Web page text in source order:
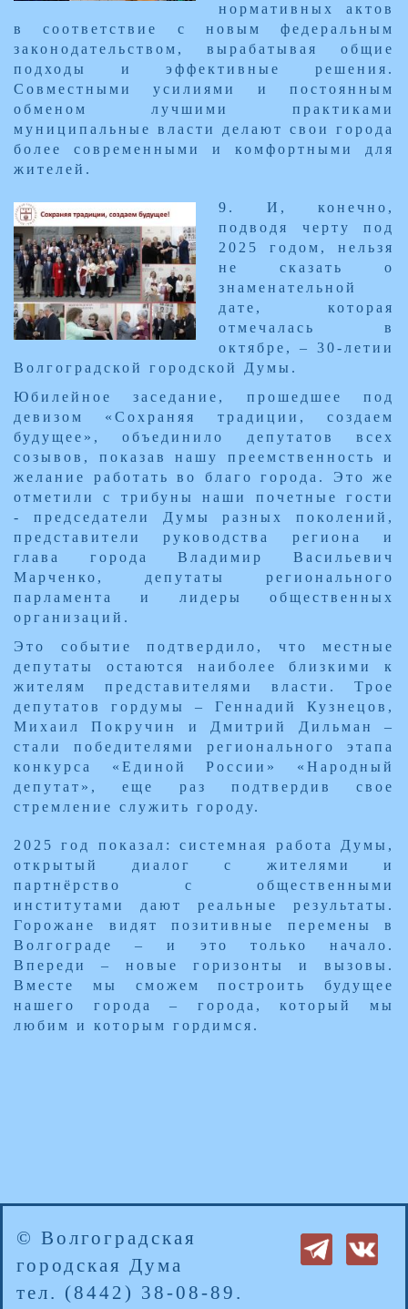
нормативных актов
в соответствие с новым федеральным
законодательством, вырабатывая общие
подходы и эффективные решения.
Совместными усилиями и постоянным
обменом лучшими практиками
муниципальные власти делают свои города
более современными и комфортными для
жителей.​
​9. И, конечно,
подводя черту под
2025 годом, нельзя
не сказать о
знаменательной
дате, которая
отмечалась в
октябре, – 30-летии
Волгоградской городской Думы.
Юбилейное заседание, прошедшее под
девизом «Сохраняя традиции, создаем
будущее», объединило депутатов всех
созывов, показав нашу преемственность и
желание работать во благо города. Это же
отметили с трибуны наши почетные гости
- председатели Думы разных поколений,
представители руководства региона и
глава города Владимир Васильевич
Марченко, депутаты регионального
парламента и лидеры общественных
организаций.
Это событие подтвердило, что местные
депутаты остаются наиболее близкими к
жителям представителями власти. Трое
депутатов гордумы – Геннадий Кузнецов,
Михаил Покручин и Дмитрий Дильман –
стали победителями регионального этапа
конкурса «Единой России» «Народный
депутат», еще раз подтвердив свое
стремление служить городу.
​2025 год показал: системная работа Думы,
открытый диалог с жителями и
партнёрство с общественными
институтами дают реальные результаты.
Горожане видят позитивные перемены в
Волгограде – и это только начало.
Впереди – новые горизонты и вызовы.
Вместе мы сможем построить будущее
нашего города – города, который мы
любим и которым гордимся.​
© Волгоградская
городская Дума
тел. (8442) 38-08-89.